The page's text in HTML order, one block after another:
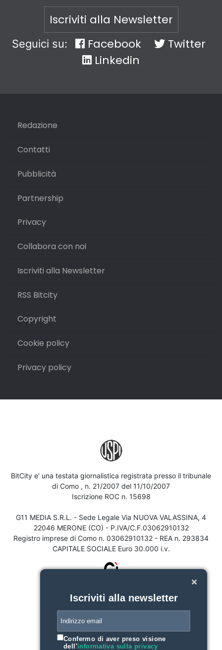
Iscriviti alla Newsletter
Seguici su: Facebook
Twitter
Linkedin
Redazione
Contatti
Pubblicità
Partnership
Privacy
Collabora con noi
Iscriviti alla Newsletter
RSS Bitcity
Copyright
Cookie policy
Privacy policy
BitCity e' una testata giornalistica registrata presso il tribunale
di Como , n. 21/2007 del 11/10/2007
Iscrizione ROC n. 15698
G11 MEDIA S.R.L. - Sede Legale Via NUOVA VALASSINA, 4
22046 MERONE (CO) - P.IVA/C.F.03062910132
Registro imprese di Como n. 03062910132 - REA n. 293834
CAPITALE SOCIALE Euro 30.000 i.v.
Iscriviti alla newsletter
Confermo di aver preso visione
dell'informativa sulla privacy